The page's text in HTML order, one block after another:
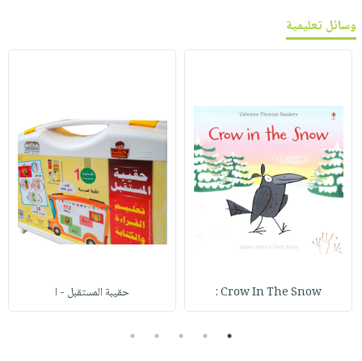
وسائل تعليمية
Crow In The Snow : حقيبة المستقبل - ا
1
2
3
4
5